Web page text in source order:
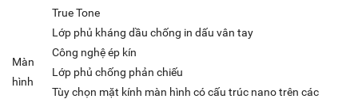
Màn
hình
True Tone
Lớp phủ kháng dầu chống in dấu vân tay
Công nghệ ép kín
Lớp phủ chống phản chiếu
Tùy chọn mặt kính màn hình có cấu trúc nano trên các